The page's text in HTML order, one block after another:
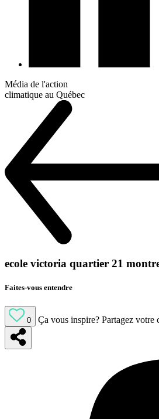
Média de l'action
climatique au Québec
ecole victoria quartier 21
Faites-vous entendre
0 Ça vous inspire? Partagez votre